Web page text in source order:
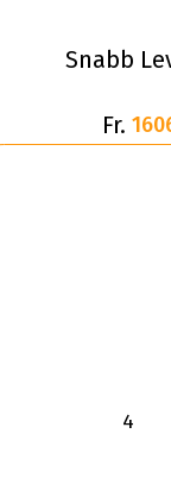
Snabb
Fr.